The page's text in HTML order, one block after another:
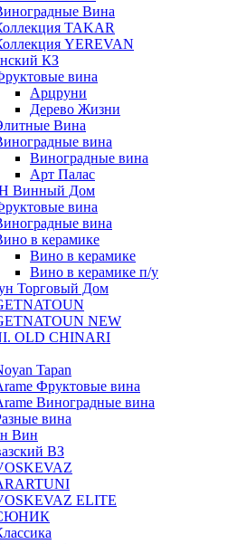
Вина
TAKAR
YEREVAN
КЗ
вина
Арцруни
Дерево Жизни
Вина
вина
Виноградные вина
Арт Палас
Винный Дом
вина
вина
в керамике
Вино в керамике
Вино в керамике п/у
Торговый Дом
NEW
OLD CHINARI
Tapan
Фруктовые вина
Виноградные вина
вина
Вин
ВЗ
ELITE